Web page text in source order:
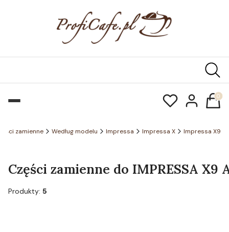
zamienne Według modelu Impressa Impressa X Impressa X9
Części zamienne do IMPRESSA X9
Produkty: 5